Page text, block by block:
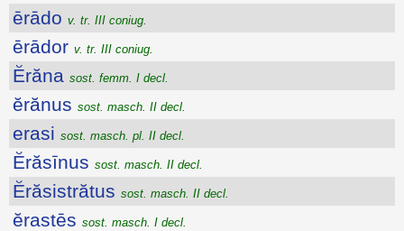
ērādo v. tr. III coniug.
ērādor v. tr. III coniug.
Ĕrăna sost. femm. I decl.
ĕrănus sost. masch. II decl.
erasi sost. masch. pl. II decl.
Ĕrăsīnus sost. masch. II decl.
Ĕrăsistrătus sost. masch. II decl.
ĕrastēs sost. masch. I decl.